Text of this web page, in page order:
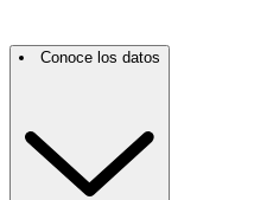
Conoce los datos